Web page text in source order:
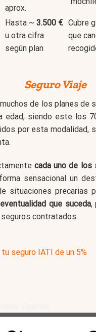
aprox.
Hasta ~ 3.500 €
u otra cifra
según plan
Cubre
que
Seguro Viaje
de los planes de
edad, siendo este los
por esta modalidad,
cada uno de
sensacional un
situaciones precarias
eventualidad que suceda,
contratados.
seguro IATI de un 5%